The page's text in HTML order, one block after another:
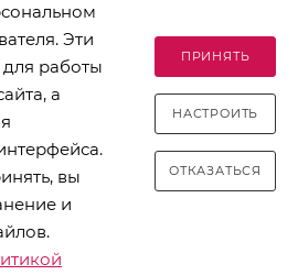
Оптовая торговля посудой и
Адрес: 220012, г. Минск, ул.
2, телефон 8-017-378-60-00
в Clickmedia
Эти
работы
а
вы
и
ПРИНЯТЬ
НАСТРОИТЬ
ОТКАЗАТЬСЯ